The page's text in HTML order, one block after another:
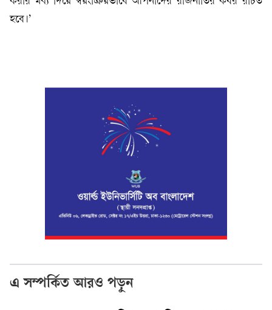
হবে।’
এ সম্পর্কিত আরও পড়ুন